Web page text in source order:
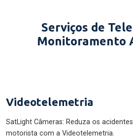
Serviços de
Monitoramento
Videotelemetria
SatLight Câmeras: Reduza os
motorista com a Videotelemetria.